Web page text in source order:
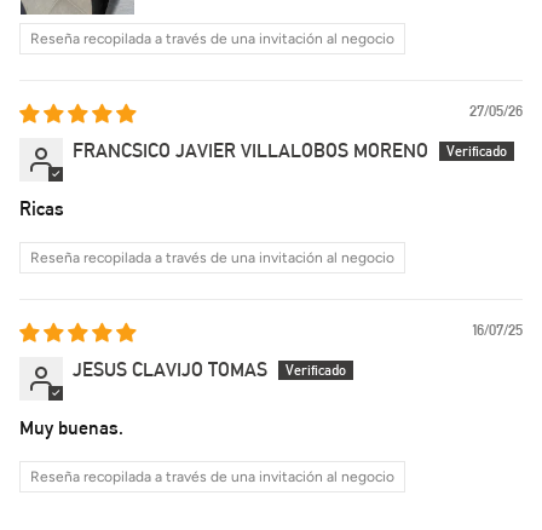
Reseña recopilada a través de una invitación al negocio
27/05/26
FRANCSICO JAVIER VILLALOBOS MORENO
Ricas
Reseña recopilada a través de una invitación al negocio
16/07/25
JESUS CLAVIJO TOMAS
Muy buenas.
Reseña recopilada a través de una invitación al negocio